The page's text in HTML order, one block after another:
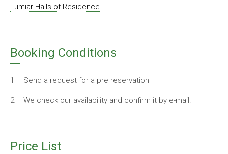
Lumiar Halls of Residence
Booking Conditions
1 – Send a request for a pre reservation
2 – We check our availability and confirm it by e-mail.
Price List